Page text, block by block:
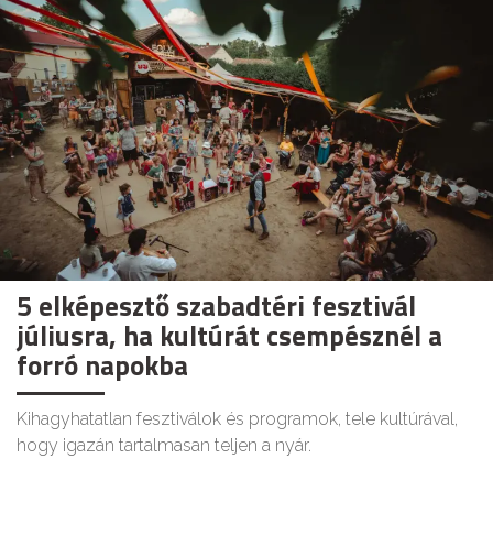
5 elképesztő szabadtéri fesztivál
júliusra, ha kultúrát csempésznél a
forró napokba
Kihagyhatatlan fesztiválok és programok, tele kultúrával,
hogy igazán tartalmasan teljen a nyár.